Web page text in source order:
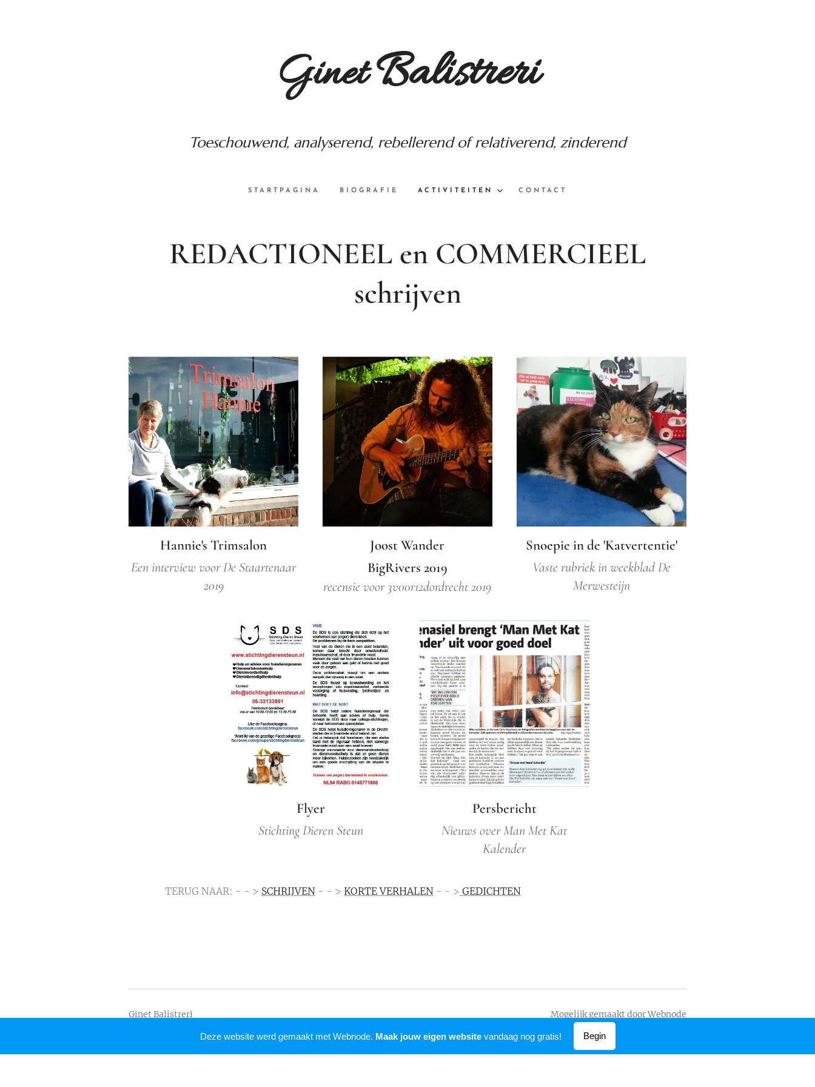
GinetBalistreri
Toeschouwend, analyserend, rebellerend of relativerend, zinderend
STARTPAGINA BIOGRAFIE ACTIVITEITEN CONTACT
REDACTIONEEL en COMMERCIEEL
schrijven
Hannie's Trimsalon
Een interview voor De Staartenaar
2019
Joost Wander
BigRivers 2019
recensie voor 3v00r12dordrecht 2019
Snoepie in de 'Katvertentie'
Vaste rubriek in weekblad De
Merwesteijn
Flyer
Stichting Dieren Steun
Persbericht
Nieuws over Man Met Kat
Kalender
TERUG NAAR: - - > SCHRIJVEN - - > KORTE VERHALEN - - > GEDICHTEN
Ginet Balistreri
Mogelijk gemaakt doorWebnode
Deze website werd gemaakt met Webnode. Maak jouw eigen websitevandaag nog gratis! Begin